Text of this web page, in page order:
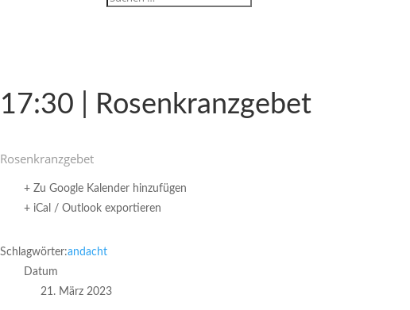
17:30 | Rosenkranzgebet
Rosen­kranz­gebet
+ Zu Google Kalender hinzufügen
+ iCal / Outlook exportieren
Schlagwörter:andacht
Datum
21. März 2023